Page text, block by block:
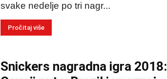
svake nedelje po tri nagr...
Pročitaj više
Snickers nagradna igra 2018: